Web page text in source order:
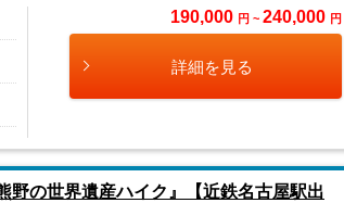
190,000 円 ~ 240,000 円
詳細を見る
の世界遺産ハイク』【近鉄名古屋駅出